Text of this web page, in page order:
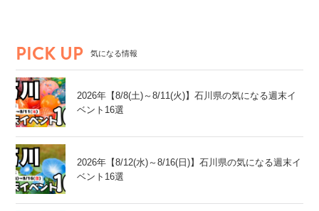
PICK UP 気になる情報
2026年【8/8(土)～8/11(火)】石川県の気になる週末イ
ベント16選
2026年【8/12(水)～8/16(日)】石川県の気になる週末イ
ベント16選